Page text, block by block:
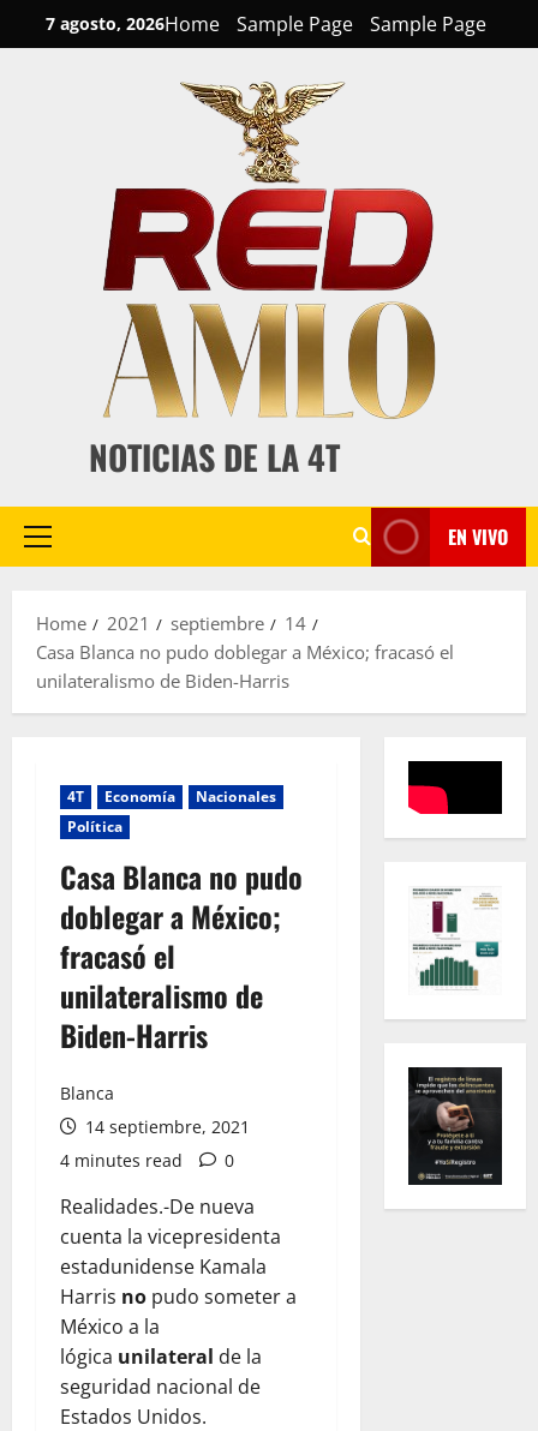
to
7 agosto, 2026Home Sample Page Sample Page
NOTICIAS DE LA 4T
Primary
EN VIVO
Home 2021 septiembre
14
Casa Blanca no pudo doblegar a México; fracasó el
unilateralismo de Biden-Harris
4T Economía
Nacionales
Política
Casa Blanca no pudo
doblegar a México;
fracasó el
unilateralismo de
Biden-Harris
Blanca
14 septiembre, 2021
4 minutes read
0
Realidades.-De nueva
cuenta la vicepresidenta
estadunidense Kamala
Harris no pudo someter a
México a la
lógica unilateral de la
seguridad nacional de
Estados Unidos.